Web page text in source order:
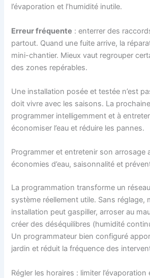
l’évaporation et l’humidité inutile.
Erreur fréquente : enterrer des
partout. Quand une fuite arrive, la
mini-chantier. Mieux vaut regrouper
des zones repérables.
Une installation posée et testée n’est
doit vivre avec les saisons. La
programmer intelligemment et à
économiser l’eau et réduire les pannes.
Programmer et entretenir son arrosage
économies d’eau, saisonnalité et
La programmation transforme un
système réellement utile. Sans réglage,
installation peut gaspiller, arroser au
créer des déséquilibres (humidité
Un programmateur bien configuré
jardin et réduit la fréquence des
Régler les horaires : limiter